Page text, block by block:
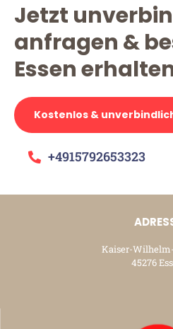
Jetzt
anfragen &
Essen
Kostenlos &
+4915792653323
Kaiser-
45276